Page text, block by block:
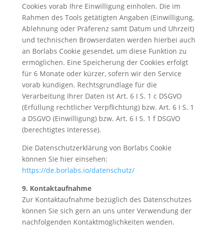
Cookies vorab Ihre Einwilligung einholen. Die im
Rahmen des Tools getätigten Angaben (Einwilligung,
Ablehnung oder Präferenz samt Datum und Uhrzeit)
und technischen Browserdaten werden hierbei auch
an Borlabs Cookie gesendet, um diese Funktion zu
ermöglichen. Eine Speicherung der Cookies erfolgt
für 6 Monate oder kürzer, sofern wir den Service
vorab kündigen. Rechtsgrundlage für die
Verarbeitung Ihrer Daten ist Art. 6 I S. 1 c DSGVO
(Erfüllung rechtlicher Verpflichtung) bzw. Art. 6 I S. 1
a DSGVO (Einwilligung) bzw. Art. 6 I S. 1 f DSGVO
(berechtigtes Interesse).
Die Datenschutzerklärung von Borlabs Cookie
können Sie hier einsehen:
https://de.borlabs.io/datenschutz/
9. Kontaktaufnahme
Zur Kontaktaufnahme bezüglich des Datenschutzes
können Sie sich gern an uns unter Verwendung der
nachfolgenden Kontaktmöglichkeiten wenden.